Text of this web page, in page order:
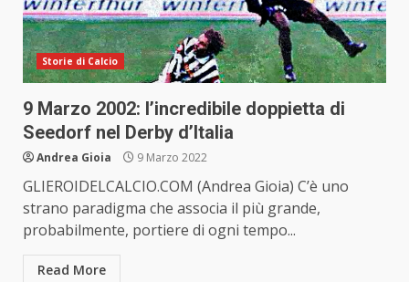
Storie di Calcio
9 Marzo 2002: l’incredibile doppietta di
Seedorf nel Derby d’Italia
Andrea Gioia 9 Marzo 2022
GLIEROIDELCALCIO.COM (Andrea Gioia) C’è uno
strano paradigma che associa il più grande,
probabilmente, portiere di ogni tempo...
Read More